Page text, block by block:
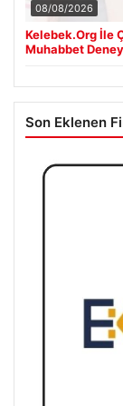
08/08/2026
Kelebek.Org İle
Muhabbet
Son Eklenen